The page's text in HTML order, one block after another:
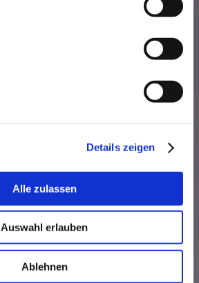
Details zeigen
Alle zulassen
Auswahl erlauben
Ablehnen